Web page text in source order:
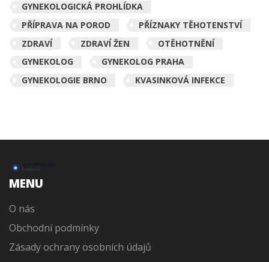
GYNEKOLOGICKÁ PROHLÍDKA
PŘÍPRAVA NA POROD
PŘÍZNAKY TĚHOTENSTVÍ
ZDRAVÍ
ZDRAVÍ ŽEN
OTĚHOTNĚNÍ
GYNEKOLOG
GYNEKOLOG PRAHA
GYNEKOLOGIE BRNO
KVASINKOVÁ INFEKCE
MENU
O nás
Obchodní podmínky
Zásady ochrany osobních údajů